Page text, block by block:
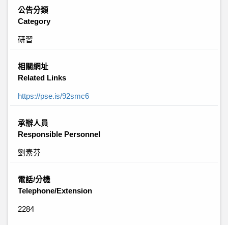
公告分類
Category
研習
相關網址
Related Links
https://pse.is/92smc6
承辦人員
Responsible Personnel
劉素芬
電話/分機
Telephone/Extension
2284